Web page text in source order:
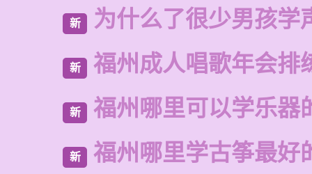
新 为什么了很少男孩学
新 福州成人唱歌年会排
新 福州哪里可以学乐器
新 福州哪里学古筝最好